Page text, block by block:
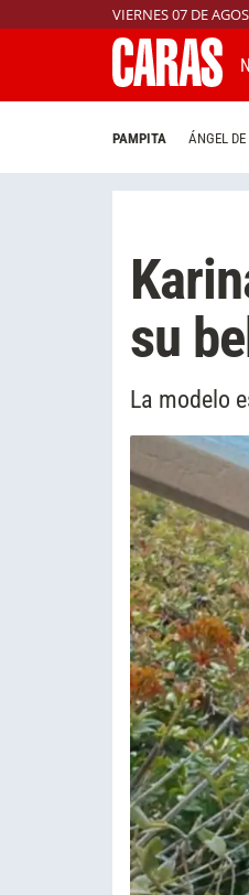
VIERNES 07 DE
PAMPITA ÁNGEL DE
su
La modelo